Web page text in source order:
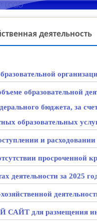
деятельность
образовательной
бюджета, за
образовательных
и
просроченной
деятельности за 2025
для размещения